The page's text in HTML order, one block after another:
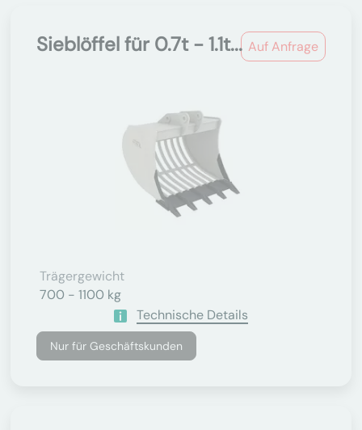
Auf Anfrage
Sieblöffel für 0.7t - 1.1t...
Trägergewicht
700 - 1100 kg
Technische Details
Nur für Geschäftskunden